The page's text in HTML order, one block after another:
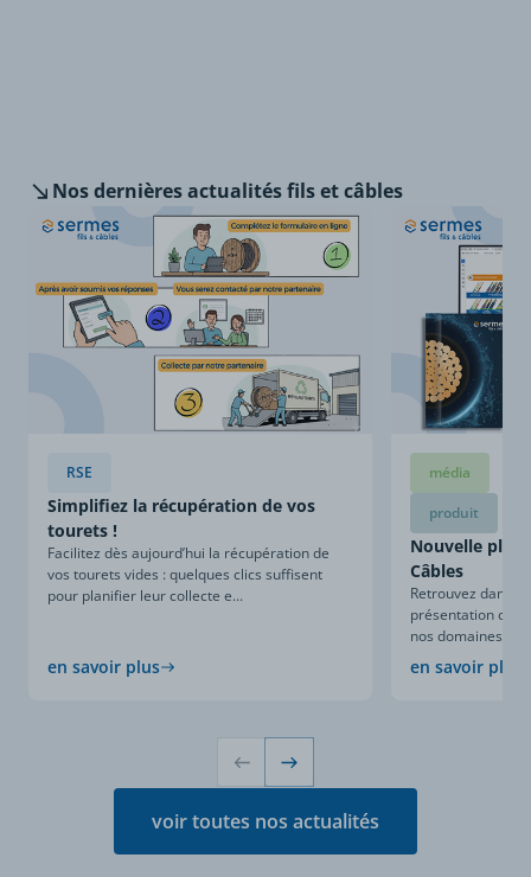
Nos dernièresactualités fils et câbles
RSE
Simplifiez la récupération de vos
tourets !
Facilitez dès aujourd’hui la récupération de
vos tourets vides : quelques clics suffisent
pour planifier leur collecte e...
en savoir plus
média
produit
Nouvelle
Câbles
Retrouvez dans
présentation
nos domaines
en savoir plus
voir toutes nos actualités